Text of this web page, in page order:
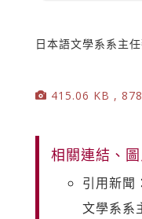
日本語文學系系主
415.06 KB ,
相關連結、圖
引用新聞
文學系系